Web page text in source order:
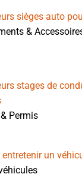
sièges auto
&
stages de
Permis
entretenir un